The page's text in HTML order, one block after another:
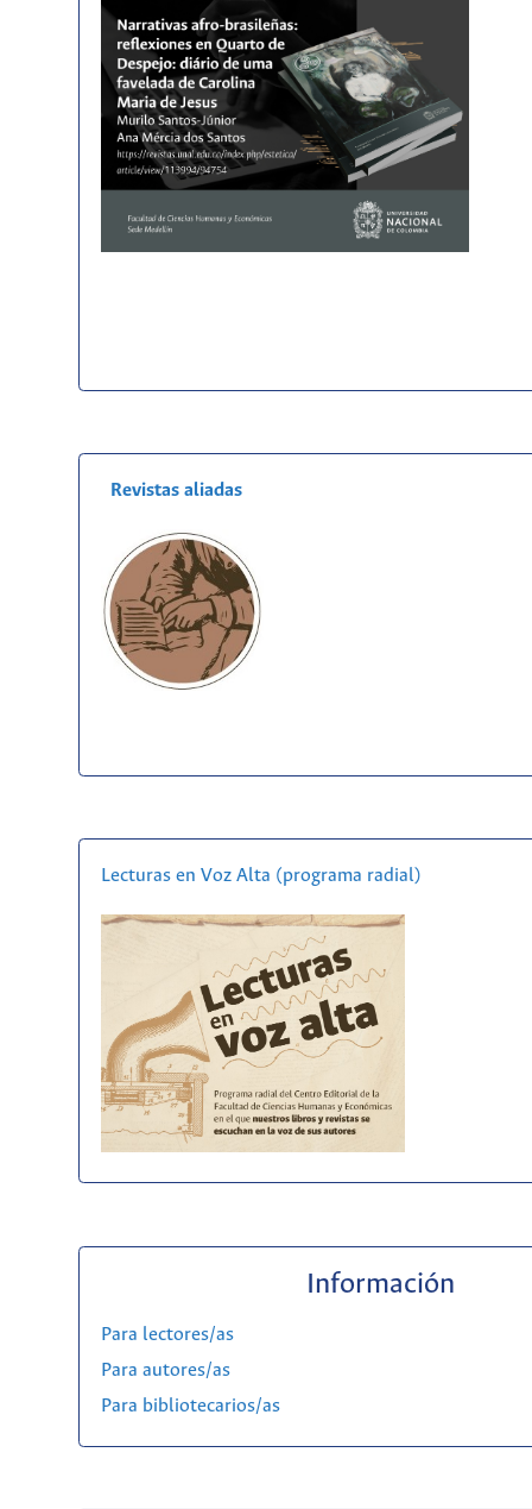
Revistas aliadas
Lecturas en Voz Alta (programa radial)
Información
Para lectores/as
Para autores/as
Para bibliotecarios/as